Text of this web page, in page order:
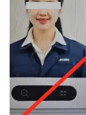
Sản phẩm
Thị trường
Tư vấn
Lịch phát sóng
Chuyên mục khác
Emagazine